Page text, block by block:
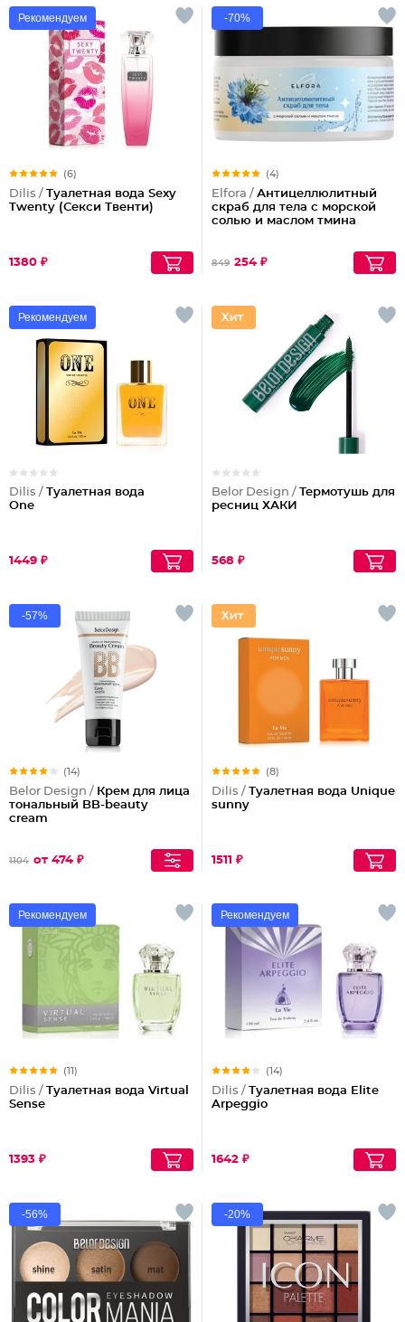
Рекомендуем
(6)
Dilis / Туалетная вода Sexy
Twenty (Секси Твенти)
1380 ₽
-70%
(4)
Elfora / Антицеллюлитный
скраб для тела с морской
солью и маслом тмина
849 254 ₽
Рекомендуем
Dilis / Туалетная вода
One
1449 ₽
Belor Design / Термотушь для
ресниц ХАКИ
568 ₽
-57%
(14)
Belor Design / Крем для лица
тональный BB-beauty
cream
1104 от 474 ₽
(8)
Dilis / Туалетная вода Unique
sunny
1511 ₽
Рекомендуем
(11)
Dilis / Туалетная вода Virtual
Sense
1393 ₽
Рекомендуем
(14)
Dilis / Туалетная вода Elite
Arpeggio
1642 ₽
-56% -20%